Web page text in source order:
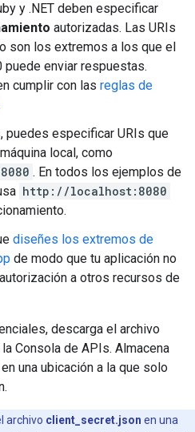
y .NET deben especificar
autorizadas. Las URIs
son los extremos a los que el
puede enviar respuestas.
cumplir con las reglas de
puedes especificar URIs que
local, como
. En todos los ejemplos de
http://localhost:8080
diseñes los extremos de
de modo que tu aplicación no
a otros recursos de
descarga el archivo
Consola de APIs. Almacena
una ubicación a la que solo
archivo client_secret.json en una